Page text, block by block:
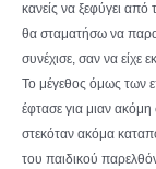
κανείς να ξεφύγει από
θα σταματήσω να
συνέχισε, σαν να είχε
Το μέγεθος όμως των
έφτασε για μιαν
στεκόταν ακόμα
του παιδικού